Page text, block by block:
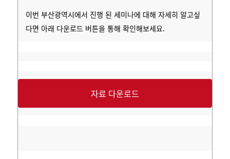
이번 부산광역시에서 진행 된 세미나에 대해 자세히 알고싶
다면 아래 다운로드 버튼을 통해 확인해보세요.
자료 다운로드